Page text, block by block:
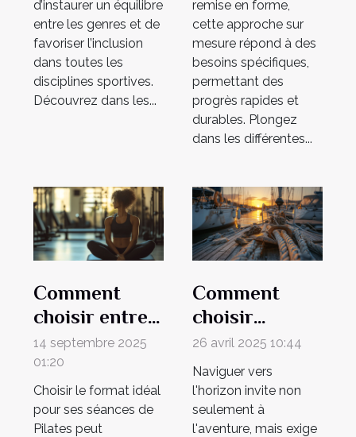
d’instaurer un équilibre
entre les genres et de
favoriser l’inclusion
dans toutes les
disciplines sportives.
Découvrez dans les...
remise en forme,
cette approche sur
mesure répond à des
besoins spécifiques,
permettant des
progrès rapides et
durables. Plongez
dans les différentes...
Comment
choisir entre
cours de
Pilates solo,
duo ou en
groupe ?
14 septembre 2025
01:20
Choisir le format idéal
pour ses séances de
Pilates peut
Comment
choisir
l'équipement
d'accastillage
idéal pour
votre voilier
26 avril 2025 10:44
Naviguer vers
l'horizon invite non
seulement à
l'aventure, mais exige